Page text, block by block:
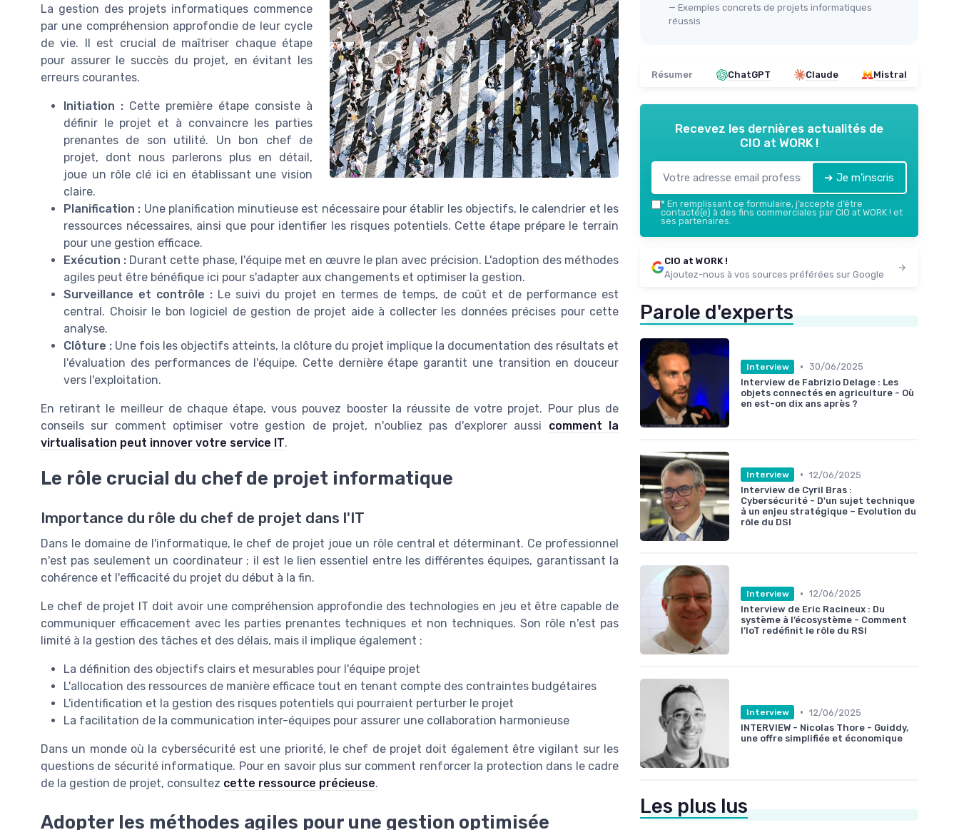
La gestion des projets informatiques commence
par une compréhension approfondie de leur cycle
de vie. Il est crucial de maîtriser chaque étape
pour assurer le succès du projet, en évitant les
erreurs courantes.
Initiation : Cette première étape consiste à
définir le projet et à convaincre les parties
prenantes de son utilité. Un bon chef de
projet, dont nous parlerons plus en détail,
joue un rôle clé ici en établissant une vision
claire.
Planification : Une planification minutieuse est nécessaire pour établir les objectifs, le calendrier et les
ressources nécessaires, ainsi que pour identifier les risques potentiels. Cette étape prépare le terrain
pour une gestion efficace.
Exécution : Durant cette phase, l'équipe met en œuvre le plan avec précision. L'adoption des méthodes
agiles peut être bénéfique ici pour s'adapter aux changements et optimiser la gestion.
Surveillance et contrôle : Le suivi du projet en termes de temps, de coût et de performance est
central. Choisir le bon logiciel de gestion de projet aide à collecter les données précises pour cette
analyse.
Clôture : Une fois les objectifs atteints, la clôture du projet implique la documentation des résultats et
l'évaluation des performances de l'équipe. Cette dernière étape garantit une transition en douceur
vers l'exploitation.
En retirant le meilleur de chaque étape, vous pouvez booster la réussite de votre projet. Pour plus de
conseils sur comment optimiser votre gestion de projet, n'oubliez pas d'explorer aussi comment la
virtualisation peut innover votre service IT.
Le rôle crucial du chef de projet informatique
Importance du rôle du chef de projet dans l'IT
Dans le domaine de l'informatique, le chef de projet joue un rôle central et déterminant. Ce professionnel
n'est pas seulement un coordinateur ; il est le lien essentiel entre les différentes équipes, garantissant la
cohérence et l'efficacité du projet du début à la fin.
Le chef de projet IT doit avoir une compréhension approfondie des technologies en jeu et être capable de
communiquer efficacement avec les parties prenantes techniques et non techniques. Son rôle n'est pas
limité à la gestion des tâches et des délais, mais il implique également :
La définition des objectifs clairs et mesurables pour l'équipe projet
L'allocation des ressources de manière efficace tout en tenant compte des contraintes budgétaires
L'identification et la gestion des risques potentiels qui pourraient perturber le projet
La facilitation de la communication inter-équipes pour assurer une collaboration harmonieuse
Dans un monde où la cybersécurité est une priorité, le chef de projet doit également être vigilant sur les
questions de sécurité informatique. Pour en savoir plus sur comment renforcer la protection dans le cadre
de la gestion de projet, consultez cette ressource précieuse.
Adopter les méthodes agiles pour une gestion optimisée
— Exemples concrets de projets informatiques
réussis
Résumer ChatGPT Claude Mistral
Recevez les dernières actualités de
CIO at WORK !
➔ Je m'inscris
* En remplissant ce formulaire, j’accepte d’être
contacté(e) à des fins commerciales par CIO at WORK ! et
ses partenaires.
CIO at WORK !
Ajoutez-nous à vos sources préférées sur Google
Parole d'experts
Interview • 30/06/2025
Interview de Fabrizio Delage : Les
objets connectés en agriculture - Où
en est-on dix ans après ?
Interview • 12/06/2025
Interview de Cyril Bras :
Cybersécurité - D'un sujet technique
à un enjeu stratégique – Evolution du
rôle du DSI
Interview • 12/06/2025
Interview de Eric Racineux : Du
système à l’écosystème - Comment
l’IoT redéfinit le rôle du RSI
Interview • 12/06/2025
INTERVIEW - Nicolas Thore - Guiddy,
une offre simplifiée et économique
Les plus lus